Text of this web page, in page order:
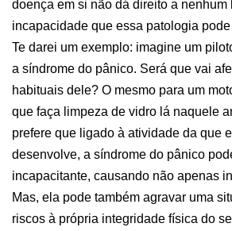
doença em si não dá direito a nenhum
incapacidade que essa patologia
Te darei um exemplo: imagine um
a síndrome do pânico. Será que vai
habituais dele? O mesmo para um
que faça limpeza de vidro lá naquele
prefere que ligado à atividade da que
desenvolve, a síndrome do pânico
incapacitante, causando não apenas
Mas, ela pode também agravar uma
riscos à própria integridade física do